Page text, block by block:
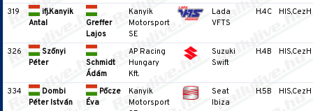
319
ifj.Kanyik
Antal
Greffer
Lajos
Kanyik
Motorsport
SE
Lada
VFTS
H.4C HIS,CezH
326
Szőnyi
Péter
Schmidt
Ádám
AP Racing
Hungary
Kft.
Suzuki
Swift
H.4B HIS,CezH
334
Dombi
Péter István
Pőcze
Éva
Kanyik
Motorsport
Seat
Ibiza
H.5B HIS,CezH